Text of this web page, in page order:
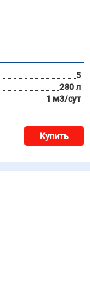
5
280 л
1 м3/сут
Купить